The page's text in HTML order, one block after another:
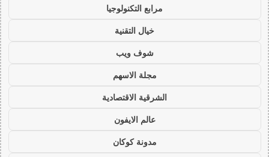
مرابع التكنولوجيا
خيال التقنية
شوف ويب
مجلة الاسهم
الشرقية الاقتصادية
عالم الايفون
مدونة كوكان